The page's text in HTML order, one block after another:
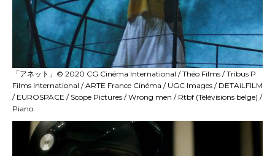
「アネット」© 2020 CG Cinéma International / Théo Films / Tribus P
Films International / ARTE France Cinéma / UGC Images / DETAiLFILM
/ EUROSPACE / Scope Pictures / Wrong men / Rtbf (Télévisions belge) /
Piano